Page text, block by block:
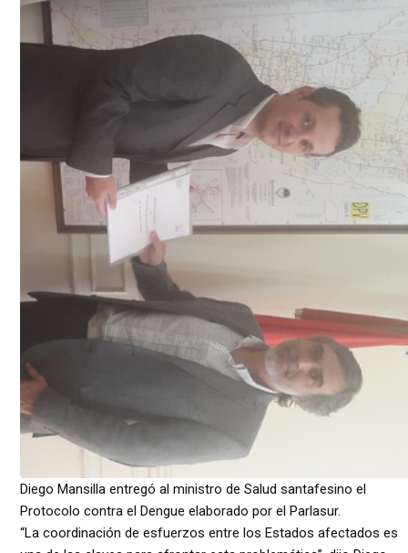
Diego Mansilla entregó al ministro de Salud santafesino el
Protocolo contra el Dengue elaborado por el Parlasur.
“La coordinación de esfuerzos entre los Estados afectados es